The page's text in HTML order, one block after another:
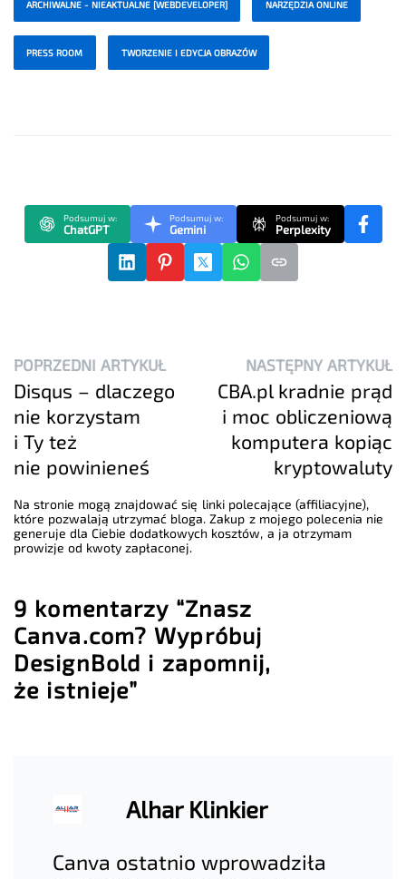
ARCHIWALNE - NIEAKTUALNE [WEBDEVELOPER] NARZĘDZIA ONLINE
PRESS ROOM TWORZENIE I EDYCJA OBRAZÓW
Podsumuj w:
ChatGPT
Podsumuj w:
Gemini
Podsumuj w:
Perplexity
POPRZEDNI ARTYKUŁ
Disqus – dlaczego
nie korzystam
i Ty też
nie powinieneś
NASTĘPNY ARTYKUŁ
CBA.pl kradnie prąd
i moc obliczeniową
komputera kopiąc
kryptowaluty
Na stronie mogą znajdować się linki polecające (affiliacyjne),
które pozwalają utrzymać bloga. Zakup z mojego polecenia nie
generuje dla Ciebie dodatkowych kosztów, a ja otrzymam
prowizje od kwoty zapłaconej.
9 komentarzy “Znasz
Canva.com? Wypróbuj
DesignBold i zapomnij,
że istnieje”
Alhar Klinkier
Canva ostatnio wprowadziła